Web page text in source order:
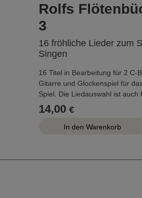
Rolfs
3
16 fröhliche Lieder zum
Singen
16 Titel in Bearbeitung für 2 C-
Gitarre und Glockenspiel für
Spiel. Die Liedauswahl ist auch
schulische Anlässe sehr gut
...
14,00 €